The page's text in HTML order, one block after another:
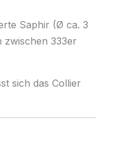
Saphir (Ø ca. 3
zwischen 333er
sich das Collier